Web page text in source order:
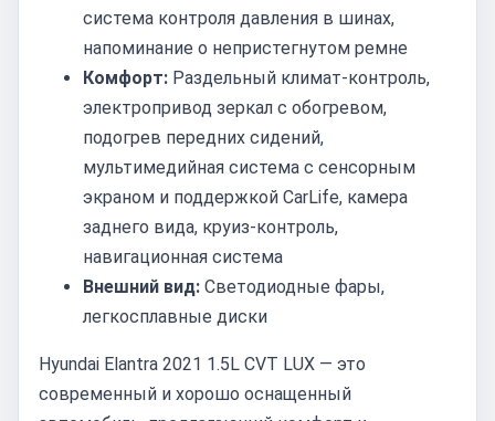
система контроля давления в шинах,
напоминание о непристегнутом ремне
Комфорт: Раздельный климат-контроль,
электропривод зеркал с обогревом,
подогрев передних сидений,
мультимедийная система с сенсорным
экраном и поддержкой CarLife, камера
заднего вида, круиз-контроль,
навигационная система
Внешний вид: Светодиодные фары,
легкосплавные диски
Hyundai Elantra 2021 1.5L CVT LUX — это
современный и хорошо оснащенный